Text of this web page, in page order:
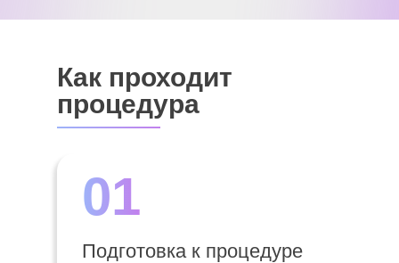
Как проходит
процедура
01
Подготовка к процедуре